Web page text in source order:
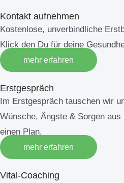
Kontakt aufnehmen
Kostenlose, unverbindliche
Klick den Du für deine
mehr erfahren
Erstgespräch
Im Erstgespräch tauschen wir
Wünsche, Ängste & Sorgen
einen Plan.
mehr erfahren
Vital-Coaching